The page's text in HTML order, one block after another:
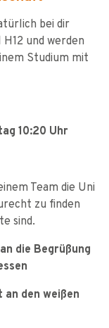
bei dir
und werden
Studium mit
10:20 Uhr
Team die Uni
zu finden
sind.
die Begrüßung
den weißen